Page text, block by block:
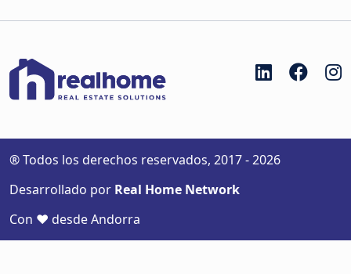
® Todos los derechos reservados, 2017 - 2026
Desarrollado por Real Home Network
Con ♥ desde Andorra